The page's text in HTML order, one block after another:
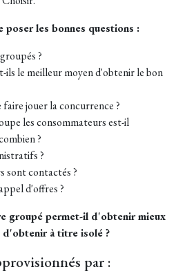
poser les bonnes questions :
?
ils le meilleur moyen d'obtenir le bon
faire jouer la concurrence ?
les consommateurs est-il
?
?
sont contactés ?
d'offres ?
groupé permet-il d'obtenir mieux
à titre isolé ?
par :